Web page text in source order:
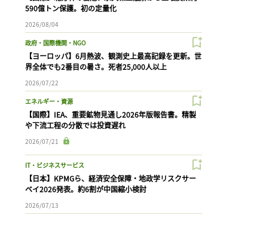
590億トン保護。初の定量化
2026/08/04
政府・国際機関・NGO
【ヨーロッパ】6月熱波、観測史上最高記録を更新。世
界全体でも2番目の暑さ。死者25,000人以上
2026/07/22
エネルギー・資源
【国際】IEA、重要鉱物見通し2026年版報告書。精製
や下流工程の分散では投資遅れ
2026/07/21
IT・ビジネスサービス
【日本】KPMGら、経済安全保障・地政学リスクサー
ベイ2026発表。約6割が中国縮小検討
2026/07/13